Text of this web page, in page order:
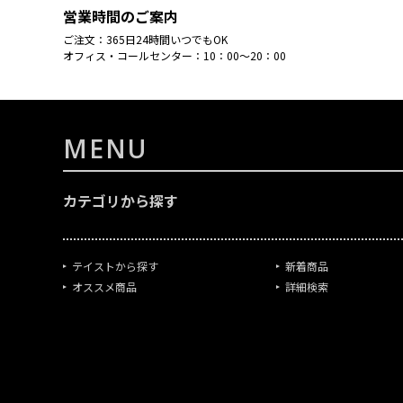
営業時間のご案内
ご注文：365日24時間いつでもOK
オフィス・コールセンター：10：00～20：00
MENU
カテゴリから探す
テイストから探す
オススメ商品
新着商品
詳細検索